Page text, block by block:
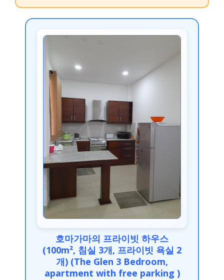
호마가마의 프라이빗 하우스
(100m², 침실 3개, 프라이빗 욕실 2
개) (The Glen 3 Bedroom,
apartment with free parking )